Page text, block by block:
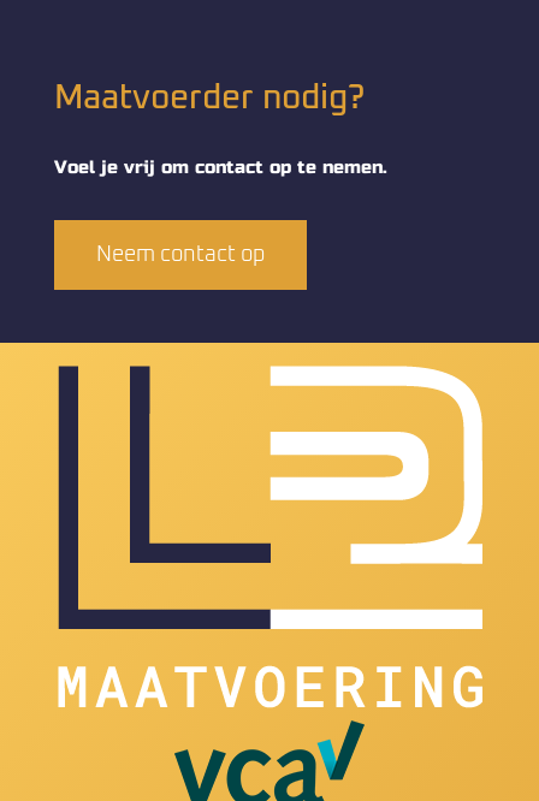
Maatvoerder nodig?
Voel je vrij om contact op te nemen.
Neem contact op